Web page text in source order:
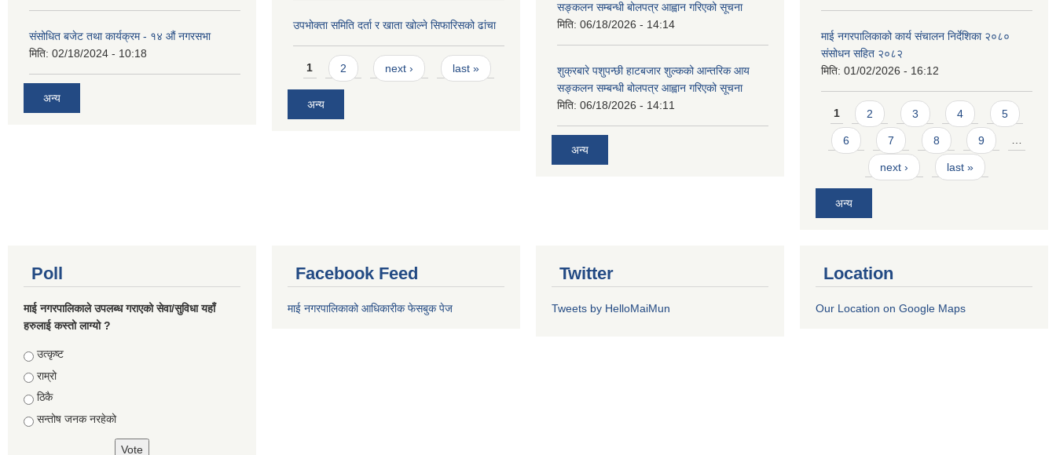
संसोधित बजेट तथा कार्यक्रम - १४ औं नगरसभा
मिति: 02/18/2024 - 10:18
अन्य
उपभोक्ता समिति दर्ता र खाता खोल्ने सिफारिसको ढांचा
Pages
1 2 next › last »
अन्य
सङ्कलन सम्बन्धी बोलपत्र आह्वान गरिएको सूचना
मिति: 06/18/2026 - 14:14
शुक्रबारे पशुपन्छी हाटबजार शुल्कको आन्तरिक आय
सङ्कलन सम्बन्धी बोलपत्र आह्वान गरिएको सूचना
मिति: 06/18/2026 - 14:11
अन्य
माई नगरपालिकाको कार्य संचालन निर्देशिका २०८०
संसोधन सहित २०८२
मिति: 01/02/2026 - 16:12
Pages
1 2 3 4 5
6 7 8 9 …
next › last »
अन्य
Poll
माई नगरपालिकाले उपलब्ध गराएको सेवा/सुविधा यहाँ
हरुलाई कस्तो लाग्यो ?
Choices
उत्कृष्ट
राम्रो
ठिकै
सन्तोष जनक नरहेको
Facebook Feed
माई नगरपालिकाको आधिकारीक फेसबुक पेज
Twitter
Tweets by HelloMaiMun
Location
Our Location on Google Maps